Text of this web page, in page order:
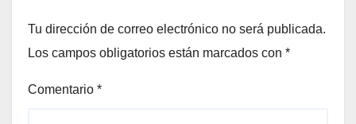
Tu dirección de correo electrónico no será publicada.
Los campos obligatorios están marcados con *
Comentario *